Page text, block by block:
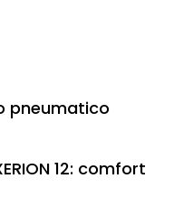
pneumatico
12: comfort